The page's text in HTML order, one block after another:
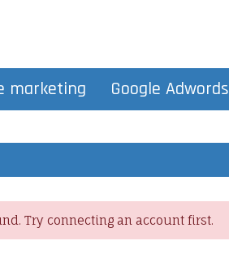
marketing Google Adwords
Try connecting an account first.